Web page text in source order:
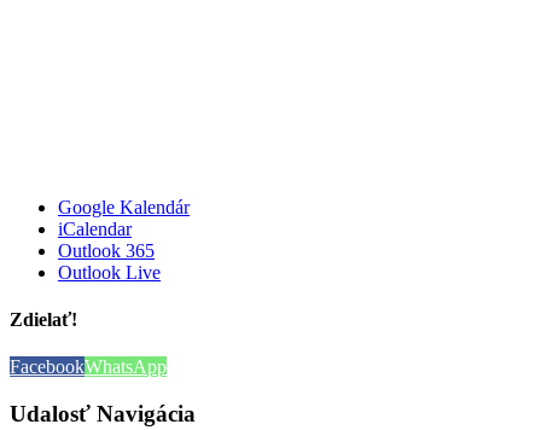
Google Kalendár
iCalendar
Outlook 365
Outlook Live
Zdielať!
FacebookWhatsApp
Udalosť Navigácia